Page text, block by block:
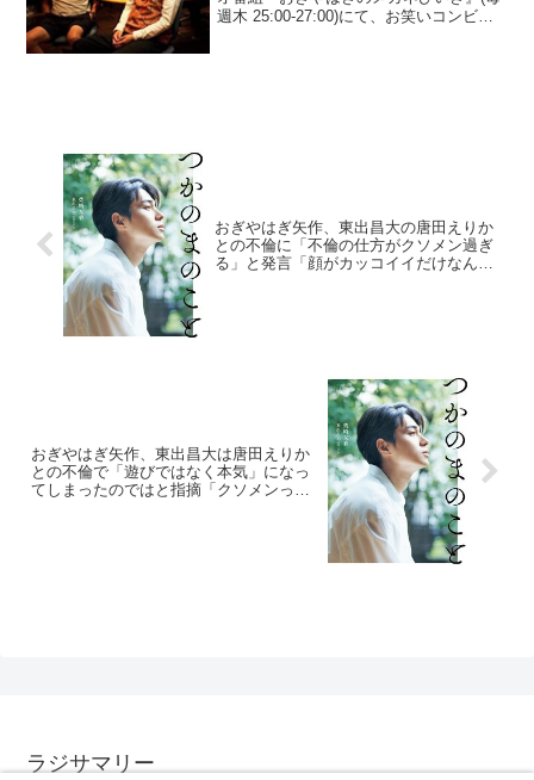
週木 25:00-27:00)にて、お笑いコンビ・
おぎやはぎ矢作、東出昌大の唐田えりか
との不倫に「不倫の仕方がクソメン過ぎ
る」と発言「顔がカッコイイだけなんだ
おぎやはぎ矢作、東出昌大は唐田えりか
との不倫で「遊びではなく本気」になっ
てしまったのではと指摘「クソメンって
ラジサマリー